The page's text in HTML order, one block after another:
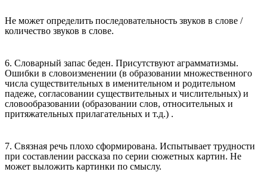
Не может определить последовательность звуков в слове /
количество звуков в слове.
6. Словарный запас беден. Присутствуют аграмматизмы.
Ошибки в словоизменении (в образовании множественного
числа существительных в именительном и родительном
падеже, согласовании существительных и числительных) и
словообразовании (образовании слов, относительных и
притяжательных прилагательных и т.д.) .
7. Связная речь плохо сформирована. Испытывает трудности
при составлении рассказа по серии сюжетных картин. Не
может выложить картинки по смыслу.